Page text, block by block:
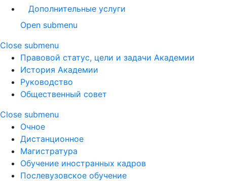
Дополнительные услуги
Open submenu
Close submenu
Правовой статус, цели и задачи Академии
История Академии
Руководство
Общественный совет
Close submenu
Очное
Дистанционное
Магистратура
Обучение иностранных кадров
Послевузовское обучение